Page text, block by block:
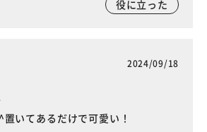
役に立った
2024/09/18
いてあるだけで可愛い！